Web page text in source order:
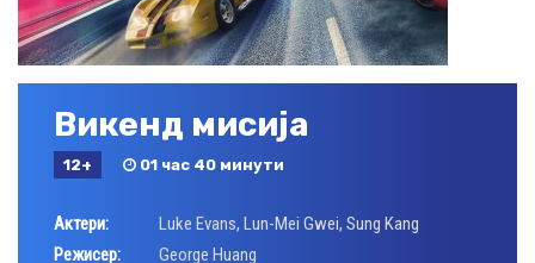
Викенд мисија
12+ 01 час 40 минути
Актери: Luke Evans, Lun-Mei Gwei, Sung Kang
Режисер:
George Huang